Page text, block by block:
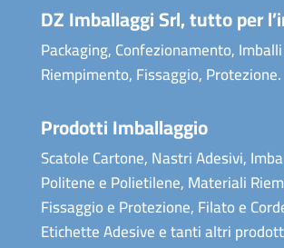
DZ Imballaggi Srl, tutto per
Packaging, Confezionamento,
Riempimento, Fissaggio, Protezione.
Prodotti Imballaggio
Scatole Cartone, Nastri Adesivi,
Politene e Polietilene, Materiali
Fissaggio e Protezione, Filato e
Etichette Adesive e tanti altri